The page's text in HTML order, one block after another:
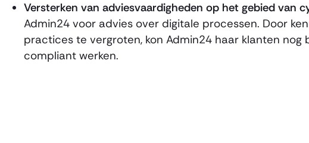
Versterken van adviesvaardigheden op het gebied van
Admin24 voor advies over digitale processen. Door
practices te vergroten, kon Admin24 haar klanten nog
compliant werken.